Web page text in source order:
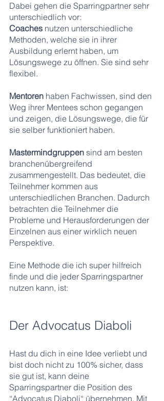
Dabei gehen die Sparringpartner sehr
unterschiedlich vor:
Coaches nutzen unterschiedliche
Methoden, welche sie in ihrer
Ausbildung erlernt haben, um
Lösungswege zu öffnen. Sie sind sehr
flexibel.
Mentoren haben Fachwissen, sind den
Weg ihrer Mentees schon gegangen
und zeigen, die Lösungswege, die für
sie selber funktioniert haben.
Mastermindgruppen sind am besten
branchenübergreifend
zusammengestellt. Das bedeutet, die
Teilnehmer kommen aus
unterschiedlichen Branchen. Dadurch
betrachten die Teilnehmer die
Probleme und Herausforderungen der
Einzelnen aus einer wirklich neuen
Perspektive.
Eine Methode die ich super hilfreich
finde und die jeder Sparringspartner
nutzen kann, ist:
Der Advocatus Diaboli
Hast du dich in eine Idee verliebt und
bist doch nicht zu 100% sicher, dass
sie gut ist, kann deine
Sparringspartner die Position des
“Advocatus Diaboli“ übernehmen. Mit